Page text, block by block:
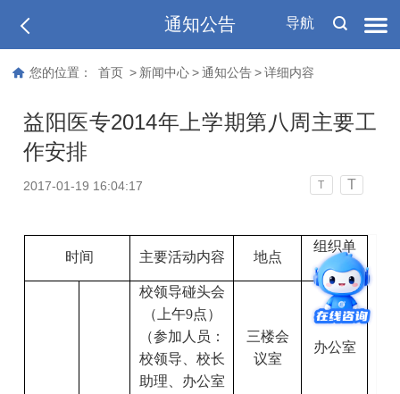
导航
通知公告
您的位置： 首页 > 新闻中心 > 通知公告 > 详细内容
益阳医专2014年上学期第八周主要工
作安排
2017-01-19 16:04:17 T T
时间 主要活动内容 地点
组织单
位
校领导碰头会
（上午9点）
（参加人员：
校领导、校长
助理、办公室
三楼会
议室
办公室